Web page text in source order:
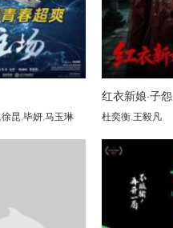
徐昆 毕妍,马玉琳
红衣新娘·子怨
杜奕衡 王毅凡